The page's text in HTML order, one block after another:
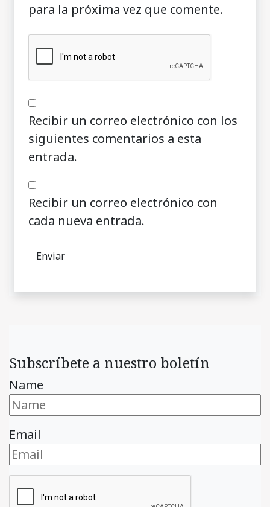
para la próxima vez que comente.
Recibir un correo electrónico con los
siguientes comentarios a esta
entrada.
Recibir un correo electrónico con
cada nueva entrada.
Subscríbete a nuestro boletín
Name
Email